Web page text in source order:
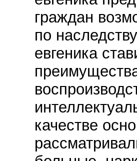
граждан
по
евгеника
качестве